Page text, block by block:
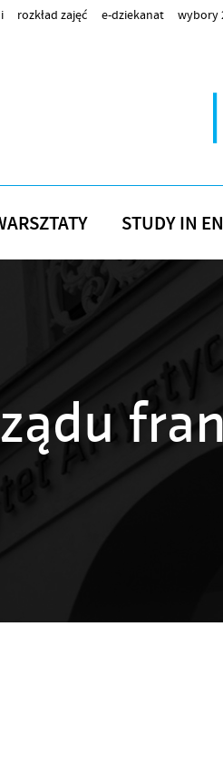
rozkład zajęć e-dziekanat wybory
STUDY IN